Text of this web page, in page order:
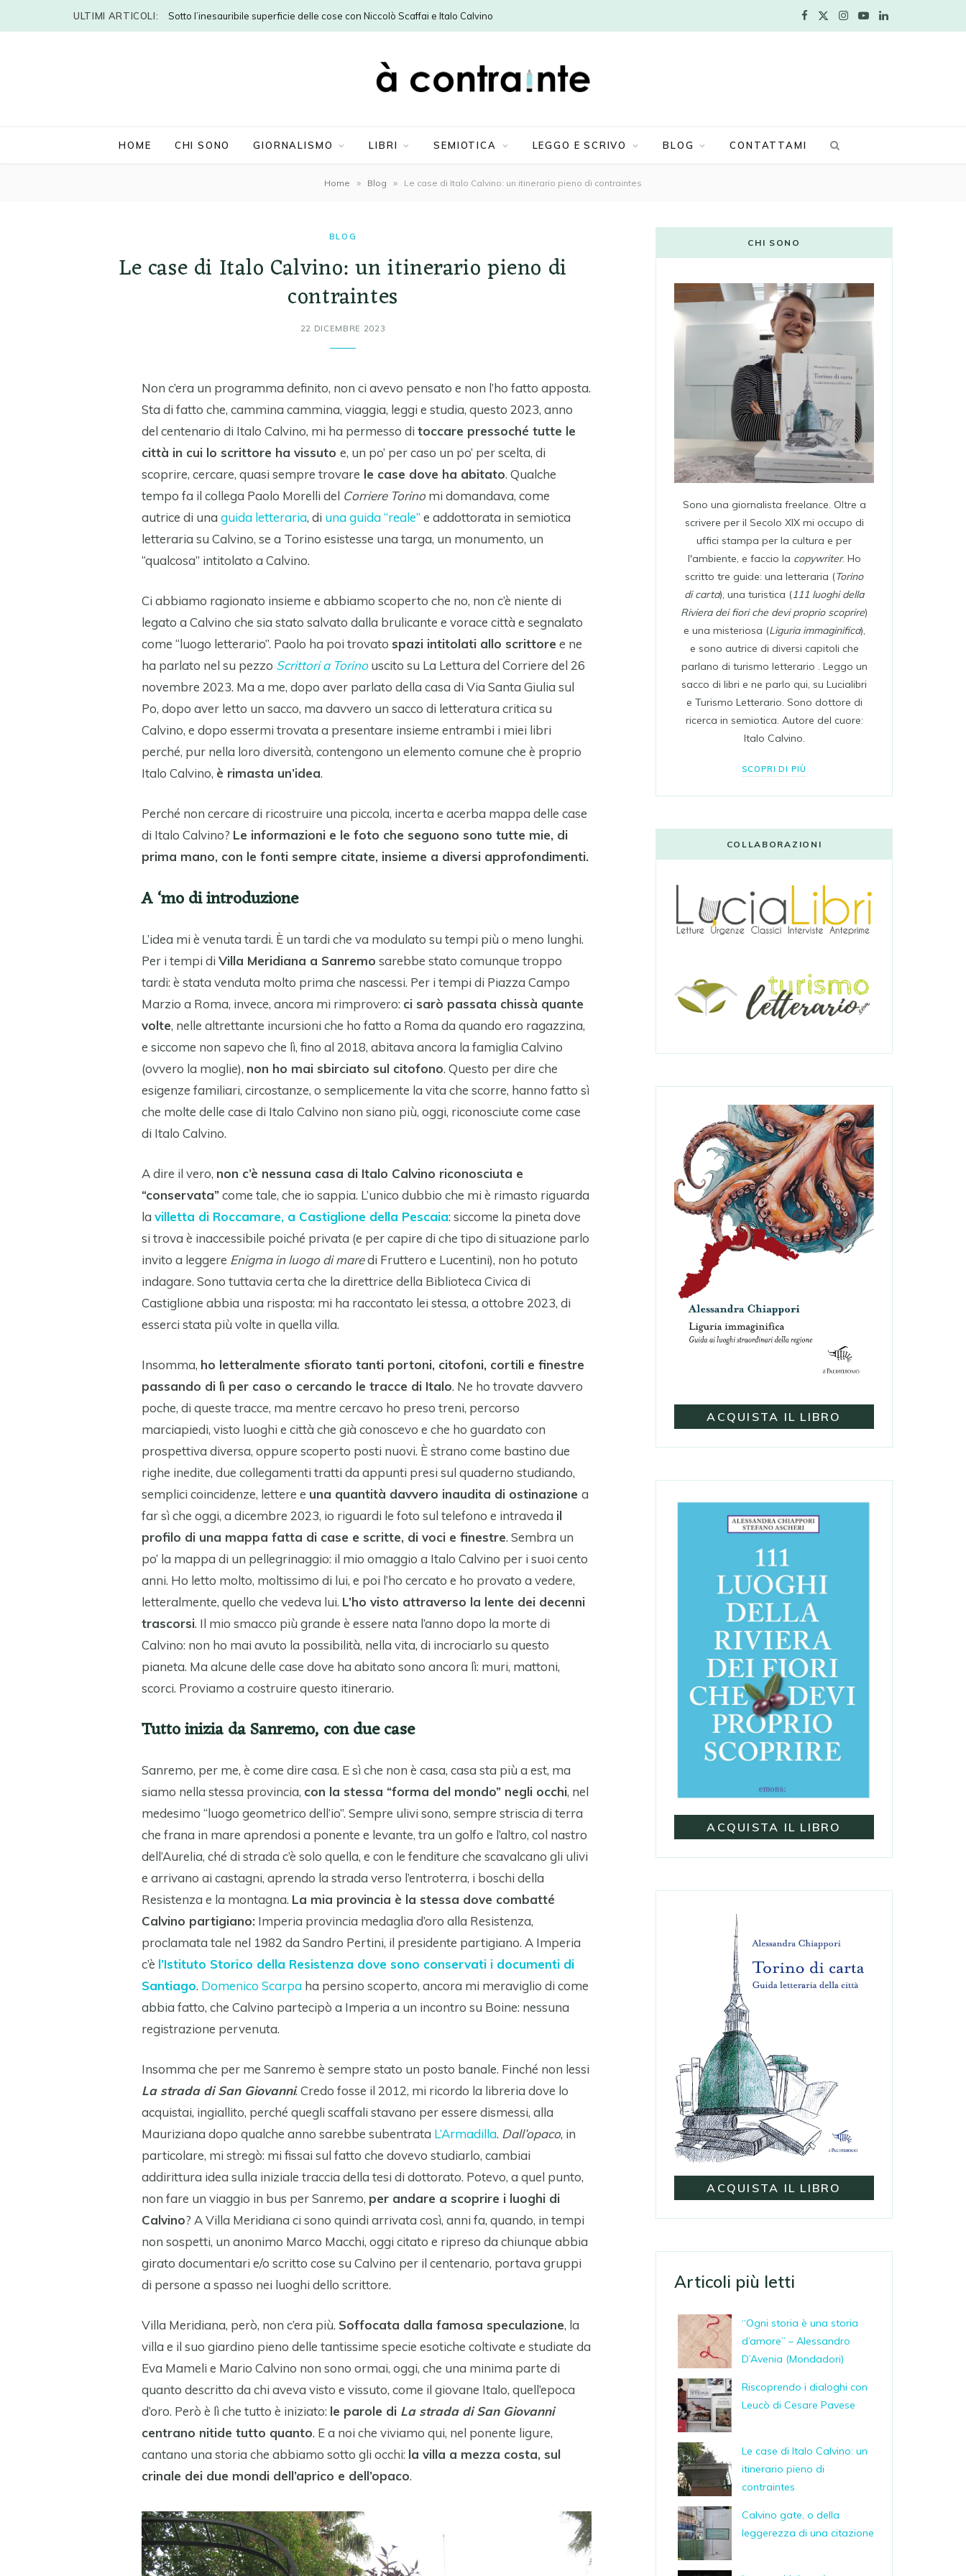
ULTIMI ARTICOLI: Sotto l’inesauribile superficie delle cose con Niccolò Scaffai e Italo Calvino
i
)
I Y L
HOME CHI SONO GIORNALISMO LIBRI SEMIOTICA LEGGO E SCRIVO BLOG CONTATTAMI
Home » Blog » Le case di Italo Calvino: un itinerario pieno di contraintes
BLOG
Le case di Italo Calvino: un itinerario pieno di
contraintes
22 DICEMBRE 2023
Non c’era un programma definito, non ci avevo pensato e non l’ho fatto apposta.
Sta di fatto che, cammina cammina, viaggia, leggi e studia, questo 2023, anno
del centenario di Italo Calvino, mi ha permesso di toccare pressoché tutte le
città in cui lo scrittore ha vissuto e, un po’ per caso un po’ per scelta, di
scoprire, cercare, quasi sempre trovare le case dove ha abitato. Qualche
tempo fa il collega Paolo Morelli del Corriere Torinomi domandava, come
autrice di una guida letteraria, di una guida “reale”e addottorata in semiotica
letteraria su Calvino, se a Torino esistesse una targa, un monumento, un
“qualcosa” intitolato a Calvino.
Ci abbiamo ragionato insieme e abbiamo scoperto che no, non c’è niente di
legato a Calvino che sia stato salvato dalla brulicante e vorace città e segnalato
come “luogo letterario”. Paolo ha poi trovato spazi intitolati allo scrittore e ne
ha parlato nel su pezzo Scrittori a Torinouscito su La Lettura del Corriere del 26
novembre 2023. Ma a me, dopo aver parlato della casa di Via Santa Giulia sul
Po, dopo aver letto un sacco, ma davvero un sacco di letteratura critica su
Calvino, e dopo essermi trovata a presentare insieme entrambi i miei libri
perché, pur nella loro diversità, contengono un elemento comune che è proprio
Italo Calvino, è rimasta un’idea.
Perché non cercare di ricostruire una piccola, incerta e acerba mappa delle case
di Italo Calvino? Le informazioni e le foto che seguono sono tutte mie, di
prima mano, con le fonti sempre citate, insieme a diversi approfondimenti.
A ‘mo di introduzione
L’idea mi è venuta tardi. È un tardi che va modulato su tempi più o meno lunghi.
Per i tempi di Villa Meridiana a Sanremo sarebbe stato comunque troppo
tardi: è stata venduta molto prima che nascessi. Per i tempi di Piazza Campo
Marzio a Roma, invece, ancora mi rimprovero: ci sarò passata chissà quante
volte, nelle altrettante incursioni che ho fatto a Roma da quando ero ragazzina,
e siccome non sapevo che lì, fino al 2018, abitava ancora la famiglia Calvino
(ovvero la moglie), non ho mai sbirciato sul citofono. Questo per dire che
esigenze familiari, circostanze, o semplicemente la vita che scorre, hanno fatto sì
che molte delle case di Italo Calvino non siano più, oggi, riconosciute come case
di Italo Calvino.
A dire il vero, non c’è nessuna casa di Italo Calvino riconosciuta e
“conservata”come tale, che io sappia. L’unico dubbio che mi è rimasto riguarda
la villetta di Roccamare, a Castiglione della Pescaia: siccome la pineta dove
si trova è inaccessibile poiché privata (e per capire di che tipo di situazione parlo
invito a leggere Enigma in luogo di maredi Fruttero e Lucentini), non ho potuto
indagare. Sono tuttavia certa che la direttrice della Biblioteca Civica di
Castiglione abbia una risposta: mi ha raccontato lei stessa, a ottobre 2023, di
esserci stata più volte in quella villa.
Insomma, ho letteralmente sfiorato tanti portoni, citofoni, cortili e finestre
passando di lì per caso o cercando le tracce di Italo. Ne ho trovate davvero
poche, di queste tracce, ma mentre cercavo ho preso treni, percorso
marciapiedi, visto luoghi e città che già conoscevo e che ho guardato con
prospettiva diversa, oppure scoperto posti nuovi. È strano come bastino due
righe inedite, due collegamenti tratti da appunti presi sul quaderno studiando,
semplici coincidenze, lettere e una quantità davvero inaudita di ostinazione a
far sì che oggi, a dicembre 2023, io riguardi le foto sul telefono e intraveda il
profilo di una mappa fatta di case e scritte, di voci e finestre. Sembra un
po’ la mappa di un pellegrinaggio: il mio omaggio a Italo Calvino per i suoi cento
anni. Ho letto molto, moltissimo di lui, e poi l’ho cercato e ho provato a vedere,
letteralmente, quello che vedeva lui. L’ho visto attraverso la lente dei decenni
trascorsi. Il mio smacco più grande è essere nata l’anno dopo la morte di
Calvino: non ho mai avuto la possibilità, nella vita, di incrociarlo su questo
pianeta. Ma alcune delle case dove ha abitato sono ancora lì: muri, mattoni,
scorci. Proviamo a costruire questo itinerario.
Tutto inizia da Sanremo, con due case
Sanremo, per me, è come dire casa. E sì che non è casa, casa sta più a est, ma
siamo nella stessa provincia, con la stessa “forma del mondo” negli occhi, nel
medesimo “luogo geometrico dell’io”. Sempre ulivi sono, sempre striscia di terra
che frana in mare aprendosi a ponente e levante, tra un golfo e l’altro, col nastro
dell’Aurelia, ché di strada c’è solo quella, e con le fenditure che scavalcano gli ulivi
e arrivano ai castagni, aprendo la strada verso l’entroterra, i boschi della
Resistenza e la montagna. La mia provincia è la stessa dove combatté
Calvino partigiano:Imperia provincia medaglia d’oro alla Resistenza,
proclamata tale nel 1982 da Sandro Pertini, il presidente partigiano. A Imperia
c’è l’Istituto Storico della Resistenza dove sono conservati i documenti di
Santiago. Domenico Scarpaha persino scoperto, ancora mi meraviglio di come
abbia fatto, che Calvino partecipò a Imperia a un incontro su Boine: nessuna
registrazione pervenuta.
Insomma che per me Sanremo è sempre stato un posto banale. Finché non lessi
La strada di San Giovanni. Credo fosse il 2012, mi ricordo la libreria dove lo
acquistai, ingiallito, perché quegli scaffali stavano per essere dismessi, alla
Mauriziana dopo qualche anno sarebbe subentrata L’Armadilla. Dall’opaco, in
particolare, mi stregò: mi fissai sul fatto che dovevo studiarlo, cambiai
addirittura idea sulla iniziale traccia della tesi di dottorato. Potevo, a quel punto,
non fare un viaggio in bus per Sanremo, per andare a scoprire i luoghi di
Calvino? A Villa Meridiana ci sono quindi arrivata così, anni fa, quando, in tempi
non sospetti, un anonimo Marco Macchi, oggi citato e ripreso da chiunque abbia
girato documentari e/o scritto cose su Calvino per il centenario, portava gruppi
di persone a spasso nei luoghi dello scrittore.
Villa Meridiana, però, non c’era più. Soffocata dalla famosa speculazione, la
villa e il suo giardino pieno delle tantissime specie esotiche coltivate e studiate da
Eva Mameli e Mario Calvino non sono ormai, oggi, che una minima parte di
quanto descritto da chi aveva visto e vissuto, come il giovane Italo, quell’epoca
d’oro. Però è lì che tutto è iniziato: le parole di La strada di San Giovanni
centrano nitide tutto quanto. E a noi che viviamo qui, nel ponente ligure,
cantano una storia che abbiamo sotto gli occhi: la villa a mezza costa, sul
crinale dei due mondi dell’aprico e dell’opaco.
CHI SONO
Sono una giornalista freelance. Oltre a
scrivere per il Secolo XIX mi occupo di
uffici stampa per la cultura e per
l'ambiente, e faccio la copywriter. Ho
scritto tre guide: una letteraria (Torino
di carta), una turistica (111 luoghi della
Riviera dei fiori che devi proprio scoprire)
e una misteriosa (Liguria immaginifica),
e sono autrice di diversi capitoli che
parlano di turismo letterario . Leggo un
sacco di libri e ne parlo qui, su Lucialibri
e Turismo Letterario. Sono dottore di
ricerca in semiotica. Autore del cuore:
Italo Calvino.
SCOPRI DI PIÙ
COLLABORAZIONI
ACQUISTA IL LIBRO
ACQUISTA IL LIBRO
ACQUISTA IL LIBRO
Articoli più letti
“Ogni storia è una storia
d’amore” – Alessandro
D’Avenia (Mondadori)
Riscoprendo i dialoghi con
Leucò di Cesare Pavese
Le case di Italo Calvino: un
itinerario pieno di
contraintes
Calvino gate, o della
leggerezza di una citazione